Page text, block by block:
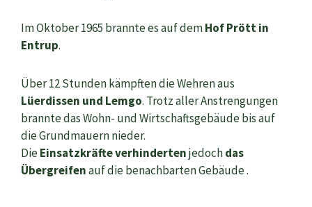
Im Oktober 1965 brannte es auf demHof Prött in
Entrup.
Über 12 Stunden kämpften die Wehren aus
Lüerdissen und Lemgo. Trotz aller Anstrengungen
brannte das Wohn- und Wirtschaftsgebäude bis auf
die Grundmauern nieder.
DieEinsatzkräfte verhindertenjedochdas
Übergreifenauf die benachbarten Gebäude .